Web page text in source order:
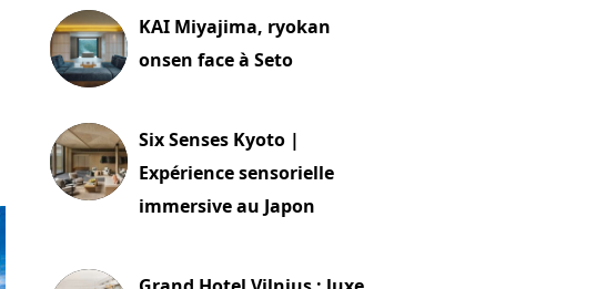
KAI Miyajima, ryokan
onsen face à Seto
Six Senses Kyoto |
Expérience sensorielle
immersive au Japon